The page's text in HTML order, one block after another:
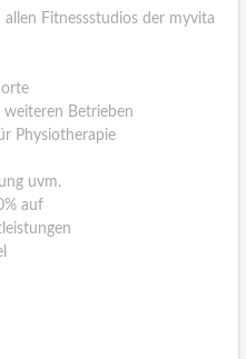
allen Fitnessstudios der myvita
weiteren Betrieben
Physiotherapie
uvm.
auf